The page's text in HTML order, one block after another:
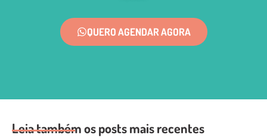
QUERO AGENDAR AGORA
Leia também os posts mais recentes